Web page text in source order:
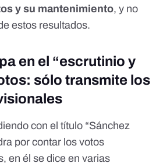
PROVISIONAL E
VOTOS EN LA BASE DE DATOS
VOTOS. NUEVO VIDEO.
status/161532853126062
CON EL CONTROL DE INDRA EN
DE 2023 DE MODO
LO EXPLICO:
y su mantenimiento, y no
estos resultados.
en el “escrutinio y
sólo transmite los
con el título “Sánchez
por contar los votos
en él se dice en varias